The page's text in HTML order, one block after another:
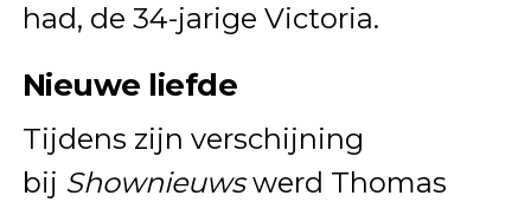
had, de 34-jarige Victoria.
Nieuwe liefde
Tijdens zijn verschijning
bij Shownieuwswerd Thomas